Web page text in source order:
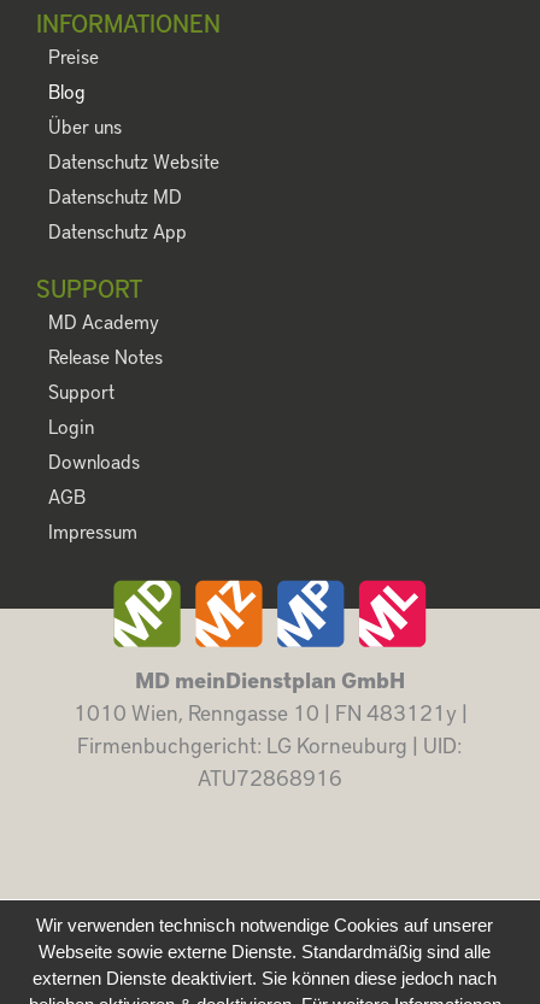
INFORMATIONEN
Preise
Blog
Über uns
Datenschutz Website
Datenschutz MD
Datenschutz App
SUPPORT
MD Academy
Release Notes
Support
Login
Downloads
AGB
Impressum
MD meinDienstplan GmbH
1010 Wien, Renngasse 10 | FN 483121y |
Firmenbuchgericht: LG Korneuburg | UID:
ATU72868916
Wir verwenden technisch notwendige Cookies auf unserer
Webseite sowie externe Dienste. Standardmäßig sind alle
externen Dienste deaktiviert. Sie können diese jedoch nach